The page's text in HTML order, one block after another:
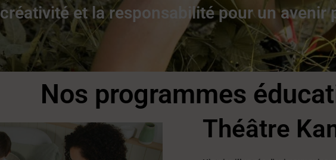
créativité et la responsabilité pour un avenir
Nos programmes
Théâtre